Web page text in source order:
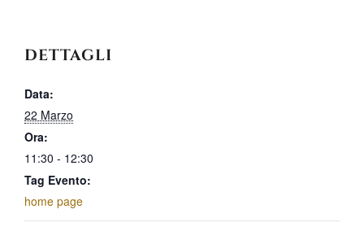
DETTAGLI
Data:
22 Marzo
Ora:
11:30 - 12:30
Tag Evento:
home page